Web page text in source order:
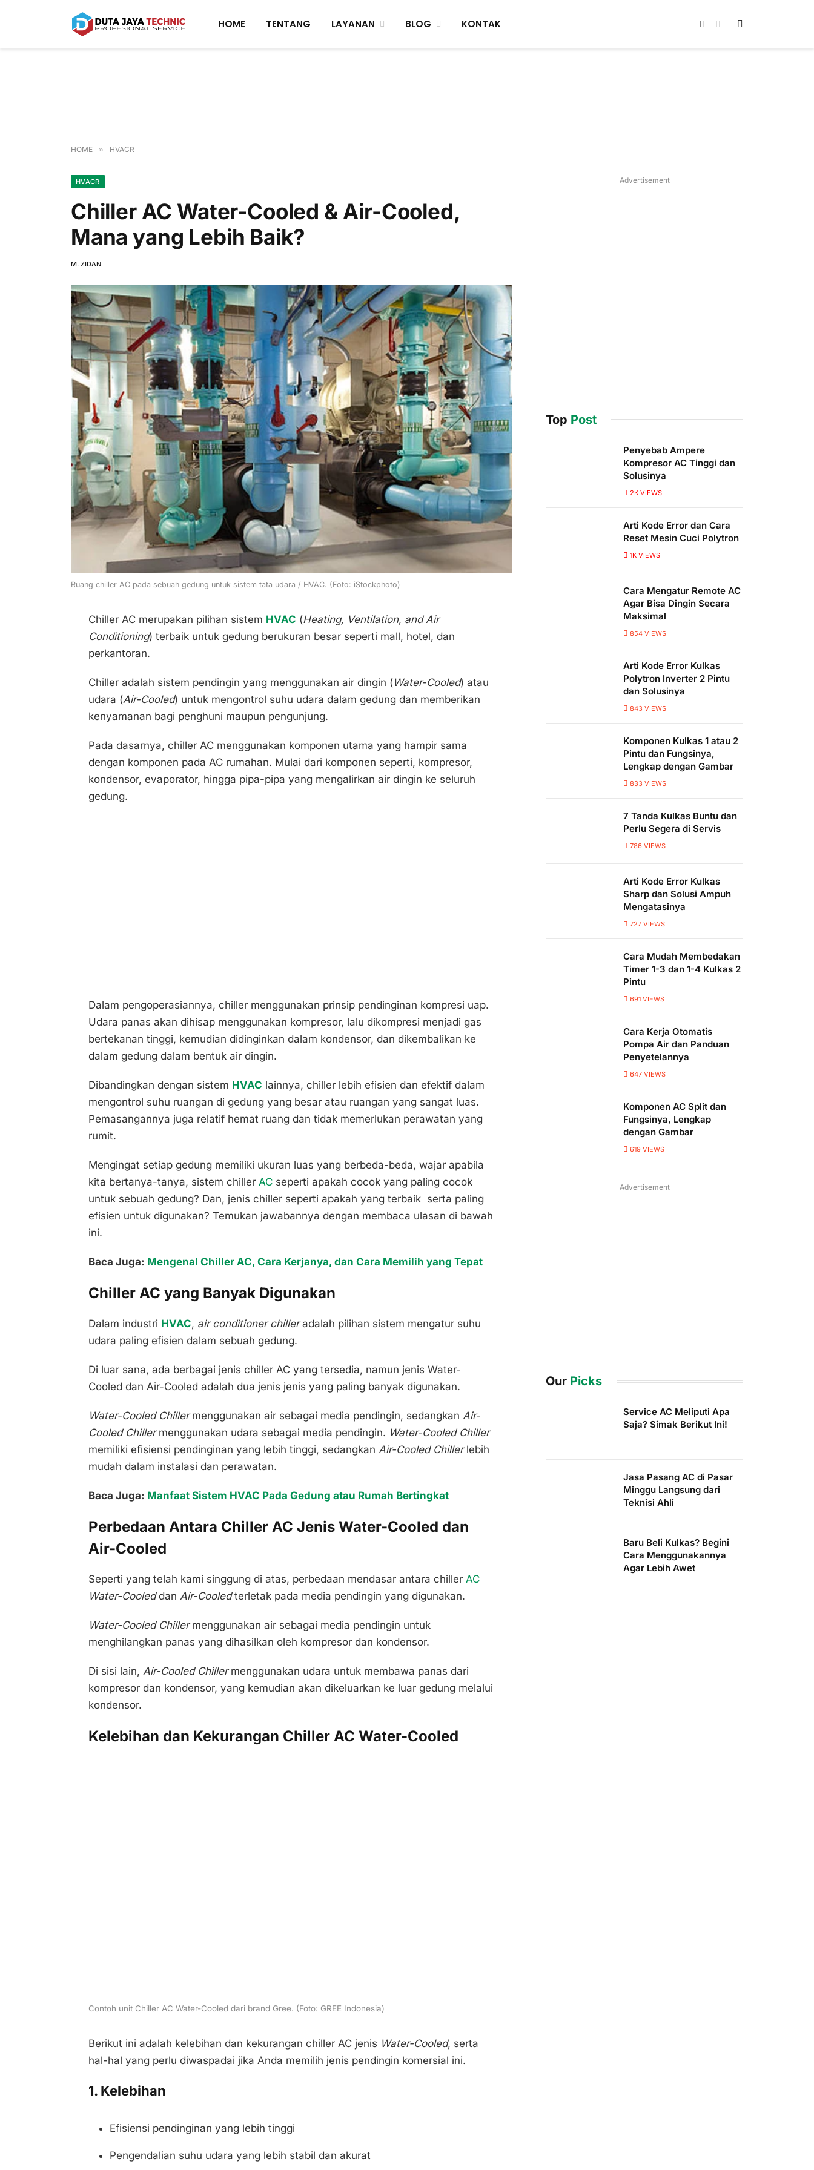
HOME TENTANG LAYANAN BLOG KONTAK Instagram
TikTok
HOME » HVACR
HVACR
Chiller AC Water-Cooled & Air-Cooled,
Mana yang Lebih Baik?
M. ZIDAN
Ruang chiller AC pada sebuah gedung untuk sistem tata udara / HVAC. (Foto: iStockphoto)
Chiller AC merupakan pilihan sistem HVAC (Heating, Ventilation, and Air
Conditioning) terbaik untuk gedung berukuran besar seperti mall, hotel, dan
perkantoran.
Chiller adalah sistem pendingin yang menggunakan air dingin (Water-Cooled) atau
udara (Air-Cooled) untuk mengontrol suhu udara dalam gedung dan memberikan
kenyamanan bagi penghuni maupun pengunjung.
Pada dasarnya, chiller AC menggunakan komponen utama yang hampir sama
dengan komponen pada AC rumahan. Mulai dari komponen seperti, kompresor,
kondensor, evaporator, hingga pipa-pipa yang mengalirkan air dingin ke seluruh
gedung.
Dalam pengoperasiannya, chiller menggunakan prinsip pendinginan kompresi uap.
Udara panas akan dihisap menggunakan kompresor, lalu dikompresi menjadi gas
bertekanan tinggi, kemudian didinginkan dalam kondensor, dan dikembalikan ke
dalam gedung dalam bentuk air dingin.
Dibandingkan dengan sistem HVAC lainnya, chiller lebih efisien dan efektif dalam
mengontrol suhu ruangan di gedung yang besar atau ruangan yang sangat luas.
Pemasangannya juga relatif hemat ruang dan tidak memerlukan perawatan yang
rumit.
Mengingat setiap gedung memiliki ukuran luas yang berbeda-beda, wajar apabila
kita bertanya-tanya, sistem chiller ACseperti apakah cocok yang paling cocok
untuk sebuah gedung? Dan, jenis chiller seperti apakah yang terbaik serta paling
efisien untuk digunakan? Temukan jawabannya dengan membaca ulasan di bawah
ini.
Baca Juga: Mengenal Chiller AC, Cara Kerjanya, dan Cara Memilih yang Tepat
Chiller AC yang Banyak Digunakan
Dalam industri HVAC, air conditioner chilleradalah pilihan sistem mengatur suhu
udara paling efisien dalam sebuah gedung.
Di luar sana, ada berbagai jenis chiller AC yang tersedia, namun jenis Water-
Cooled dan Air-Cooled adalah dua jenis jenis yang paling banyak digunakan.
Water-Cooled Chillermenggunakan air sebagai media pendingin, sedangkan Air-
Cooled Chillermenggunakan udara sebagai media pendingin. Water-Cooled Chiller
memiliki efisiensi pendinginan yang lebih tinggi, sedangkan Air-Cooled Chillerlebih
mudah dalam instalasi dan perawatan.
Baca Juga: Manfaat Sistem HVAC Pada Gedung atau Rumah Bertingkat
Perbedaan Antara Chiller AC Jenis Water-Cooled dan
Air-Cooled
Seperti yang telah kami singgung di atas, perbedaan mendasar antara chiller AC
Water-Cooleddan Air-Cooledterletak pada media pendingin yang digunakan.
Water-Cooled Chillermenggunakan air sebagai media pendingin untuk
menghilangkan panas yang dihasilkan oleh kompresor dan kondensor.
Di sisi lain, Air-Cooled Chillermenggunakan udara untuk membawa panas dari
kompresor dan kondensor, yang kemudian akan dikeluarkan ke luar gedung melalui
kondensor.
Kelebihan dan Kekurangan Chiller AC Water-Cooled
Contoh unit Chiller AC Water-Cooled dari brand Gree. (Foto: GREE Indonesia)
Berikut ini adalah kelebihan dan kekurangan chiller AC jenis Water-Cooled, serta
hal-hal yang perlu diwaspadai jika Anda memilih jenis pendingin komersial ini.
1. Kelebihan
Efisiensi pendinginan yang lebih tinggi
Pengendalian suhu udara yang lebih stabil dan akurat
Advertisement
Top Post
Penyebab Ampere
Kompresor AC Tinggi dan
Solusinya
2K VIEWS
Arti Kode Error dan Cara
Reset Mesin Cuci Polytron
1K VIEWS
Cara Mengatur Remote AC
Agar Bisa Dingin Secara
Maksimal
854 VIEWS
Arti Kode Error Kulkas
Polytron Inverter 2 Pintu
dan Solusinya
843 VIEWS
Komponen Kulkas 1 atau 2
Pintu dan Fungsinya,
Lengkap dengan Gambar
833 VIEWS
7 Tanda Kulkas Buntu dan
Perlu Segera di Servis
786 VIEWS
Arti Kode Error Kulkas
Sharp dan Solusi Ampuh
Mengatasinya
727 VIEWS
Cara Mudah Membedakan
Timer 1-3 dan 1-4 Kulkas 2
Pintu
691 VIEWS
Cara Kerja Otomatis
Pompa Air dan Panduan
Penyetelannya
647 VIEWS
Komponen AC Split dan
Fungsinya, Lengkap
dengan Gambar
619 VIEWS
Advertisement
Our Picks
Service AC Meliputi Apa
Saja? Simak Berikut Ini!
Jasa Pasang AC di Pasar
Minggu Langsung dari
Teknisi Ahli
Baru Beli Kulkas? Begini
Cara Menggunakannya
Agar Lebih Awet